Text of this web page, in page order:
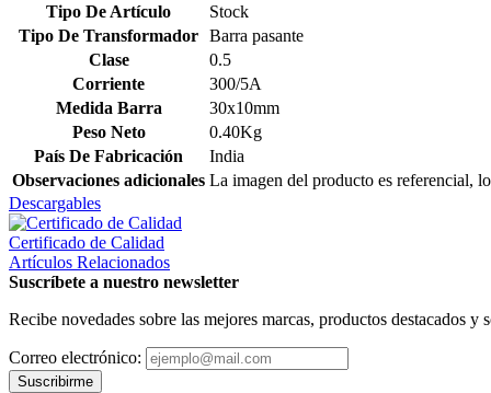
Tipo De Artículo
Stock
Tipo De Transformador Barra pasante
Clase
0.5
Corriente
300/5A
Medida Barra
30x10mm
Peso Neto
0.40Kg
País De Fabricación
India
Observaciones adicionales La imagen del producto es referencial,
Descargables
Certificado de Calidad
Artículos Relacionados
Suscríbete a nuestro newsletter
Recibe novedades sobre las mejores marcas, productos destacados y
Correo electrónico:
Suscribirme